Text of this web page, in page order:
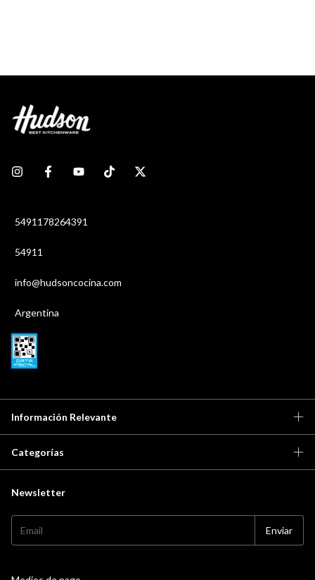
5491178264391
54911
info@hudsoncocina.com
Argentina
Información Relevante
Categorías
Newsletter